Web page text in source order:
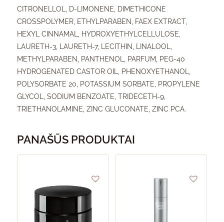
CITRONELLOL, D-LIMONENE, DIMETHICONE
CROSSPOLYMER, ETHYLPARABEN, FAEX EXTRACT,
HEXYL CINNAMAL, HYDROXYETHYLCELLULOSE,
LAURETH-3, LAURETH-7, LECITHIN, LINALOOL,
METHYLPARABEN, PANTHENOL, PARFUM, PEG-40
HYDROGENATED CASTOR OIL, PHENOXYETHANOL,
POLYSORBATE 20, POTASSIUM SORBATE, PROPYLENE
GLYCOL, SODIUM BENZOATE, TRIDECETH-9,
TRIETHANOLAMINE, ZINC GLUCONATE, ZINC PCA.
PANAŠŪS PRODUKTAI